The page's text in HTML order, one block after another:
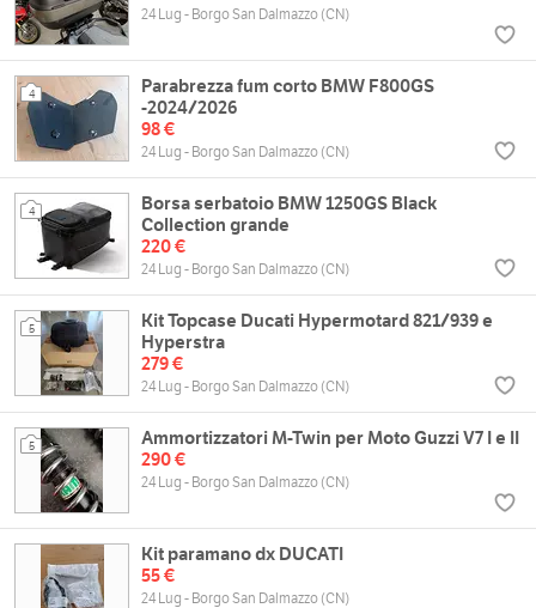
24 Lug - Borgo San Dalmazzo (CN)
4
Parabrezza fum corto BMW F800GS
-2024/2026
98 €
24 Lug - Borgo San Dalmazzo (CN)
4
Borsa serbatoio BMW 1250GS Black
Collection grande
220 €
24 Lug - Borgo San Dalmazzo (CN)
5
Kit Topcase Ducati Hypermotard 821/939 e
Hyperstra
279 €
24 Lug - Borgo San Dalmazzo (CN)
5
Ammortizzatori M-Twin per Moto Guzzi V7 I e II
290 €
24 Lug - Borgo San Dalmazzo (CN)
Kit paramano dx DUCATI
55 €
24 Lug - Borgo San Dalmazzo (CN)